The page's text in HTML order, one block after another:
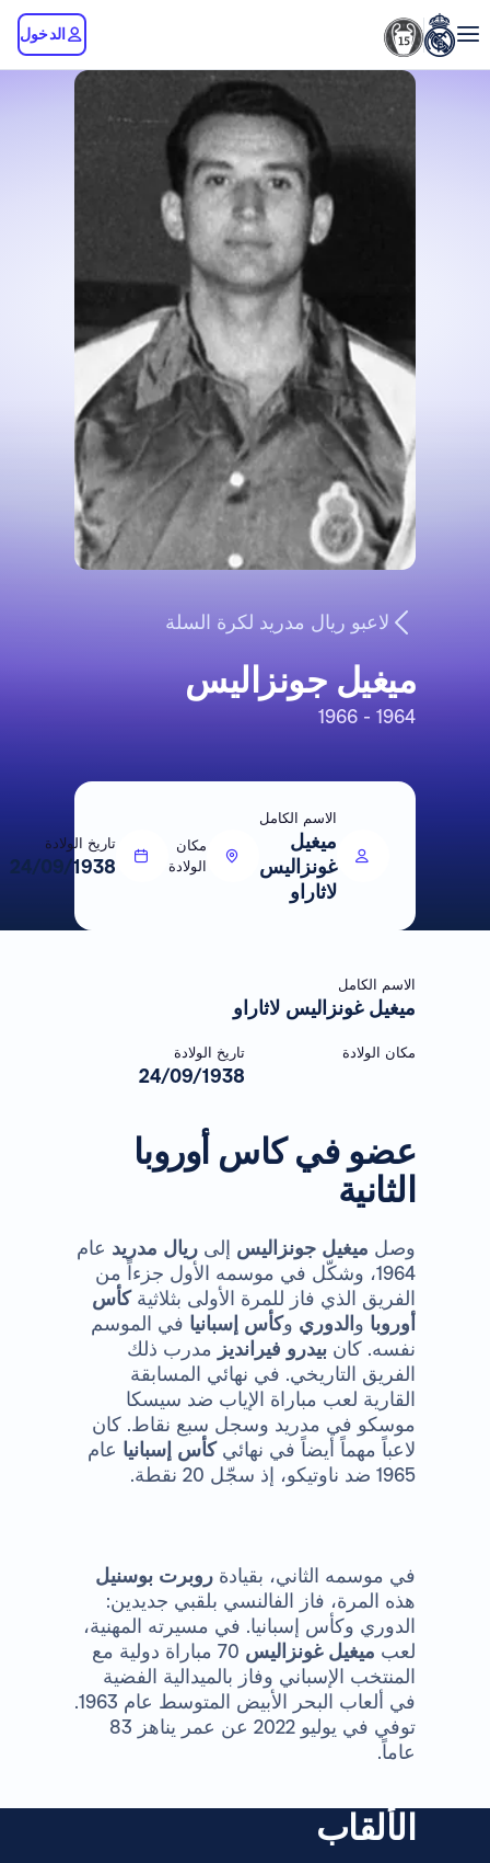
الدخول
لاعبو ريال مدريد لكرة السلة
ميغيل جونزاليس
1964 - 1966
الاسم الكامل
ميغيل
غونزاليس
لاثاراو
مكان
الولادة
تاريخ الولادة
24/09/1938
الاسم الكامل
ميغيل غونزاليس لاثاراو
مكان الولادة تاريخ الولادة
24/09/1938
عضو في كاس أوروبا
الثانية
وصلميغيل جونزاليسإلىريال مدريدعام
1964، وشكّل في موسمه الأول جزءاً من
الفريق الذي فاز للمرة الأولى بثلاثيةكأس
أوروبا والدوري وكأس إسبانيافي الموسم
نفسه. كانبيدرو فيرانديزمدرب ذلك
الفريق التاريخي. في نهائي المسابقة
القارية لعب مباراة الإياب ضد سيسكا
موسكو في مدريد وسجل سبع نقاط. كان
لاعباً مهماً أيضاً في نهائيكأس إسبانياعام
1965 ضد ناوتيكو، إذ سجّل 20 نقطة.
في موسمه الثاني، بقيادةروبرت بوسنيل
هذه المرة، فاز الفالنسي بلقبي جديدين:
الدوري وكأس إسبانيا. في مسيرته المهنية،
لعبميغيل غونزاليس
70 مباراة دولية مع
المنتخب الإسباني وفاز بالميدالية الفضية
في ألعاب البحر الأبيض المتوسط ​​عام 1963.
توفي في يوليو 2022 عن عمر يناهز 83
عاماً.
الألقاب